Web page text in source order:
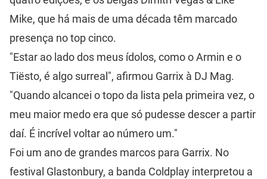
Mike, que há mais de uma década têm marcado
presença no top cinco.
"Estar ao lado dos meus ídolos, como o Armin e o
Tiësto, é algo surreal", afirmou Garrix à DJ Mag.
"Quando alcancei o topo da lista pela primeira vez, o
meu maior medo era que só pudesse descer a partir
daí. É incrível voltar ao número um."
Foi um ano de grandes marcos para Garrix. No
festival Glastonbury, a banda Coldplay interpretou a